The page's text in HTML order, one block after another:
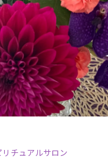
チュアルサロン